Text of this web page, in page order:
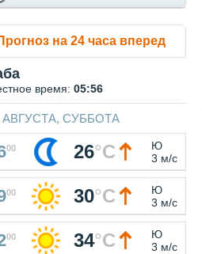
на 24 часа вперед
время: 05:56
АВГУСТА, СУББОТА
00 26°C
Ю
3 м/с
00 30°C
Ю
3 м/с
00 34°C
Ю
3 м/с